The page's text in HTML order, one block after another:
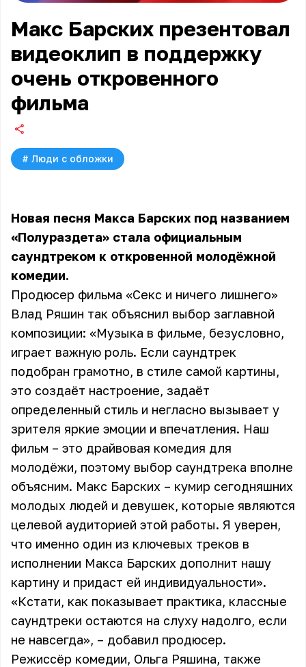
Макс Барских презентовал
видеоклип в поддержку
очень откровенного
фильма
# Люди с обложки
Новая песня Макса Барских под названием
«Полураздета» стала официальным
саундтреком к откровенной молодёжной
комедии.
Продюсер фильма «Секс и ничего лишнего»
Влад Ряшин так объяснил выбор заглавной
композиции: «Музыка в фильме, безусловно,
играет важную роль. Если саундтрек
подобран грамотно, в стиле самой картины,
это создаёт настроение, задаёт
определенный стиль и негласно вызывает у
зрителя яркие эмоции и впечатления. Наш
фильм – это драйвовая комедия для
молодёжи, поэтому выбор саундтрека вполне
объясним. Макс Барских – кумир сегодняшних
молодых людей и девушек, которые являются
целевой аудиторией этой работы. Я уверен,
что именно один из ключевых треков в
исполнении Макса Барских дополнит нашу
картину и придаст ей индивидуальности».
«Кстати, как показывает практика, классные
саундтреки остаются на слуху надолго, если
не навсегда», – добавил продюсер.
Режиссёр комедии, Ольга Ряшина, также